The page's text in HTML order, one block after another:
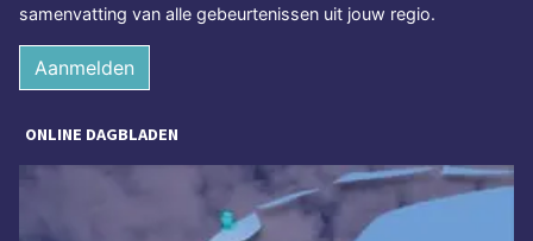
samenvatting van alle gebeurtenissen uit jouw regio.
Aanmelden
ONLINE DAGBLADEN